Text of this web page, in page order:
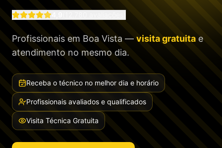
Profissionais em Boa Vista — visita gratuita e
atendimento no mesmo dia.
Receba o técnico no melhor dia e horário
Profissionais avaliados e qualificados
Visita Técnica Gratuita